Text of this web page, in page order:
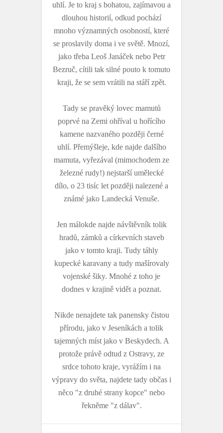
uhlí. Je to kraj s bohatou, zajímavou a
dlouhou historií, odkud pochází
mnoho významných osobností, které
se proslavily doma i ve světě. Mnozí,
jako třeba Leoš Janáček nebo Petr
Bezruč, cítili tak silné pouto k tomuto
kraji, že se sem vrátili na stáří zpět.
Tady se pravěký lovec mamutů
poprvé na Zemi ohříval u hořícího
kamene nazvaného později černé
uhlí. Přemýšleje, kde najde dalšího
mamuta, vyřezával (mimochodem ze
železné rudy!) nejstarší umělecké
dílo, o 23 tisíc let později nalezené a
známé jako Landecká Venuše.
Jen málokde najde návštěvník tolik
hradů, zámků a církevních staveb
jako v tomto kraji. Tudy táhly
kupecké karavany a tudy mašírovaly
vojenské šiky. Mnohé z toho je
dodnes v krajině vidět a poznat.
Nikde nenajdete tak panensky čistou
přírodu, jako v Jeseníkách a tolik
tajemných míst jako v Beskydech. A
protože právě odtud z Ostravy, ze
srdce tohoto kraje, vyrážím i na
výpravy do světa, najdete tady občas i
něco "z druhé strany kopce" nebo
řekněme "z dálav".